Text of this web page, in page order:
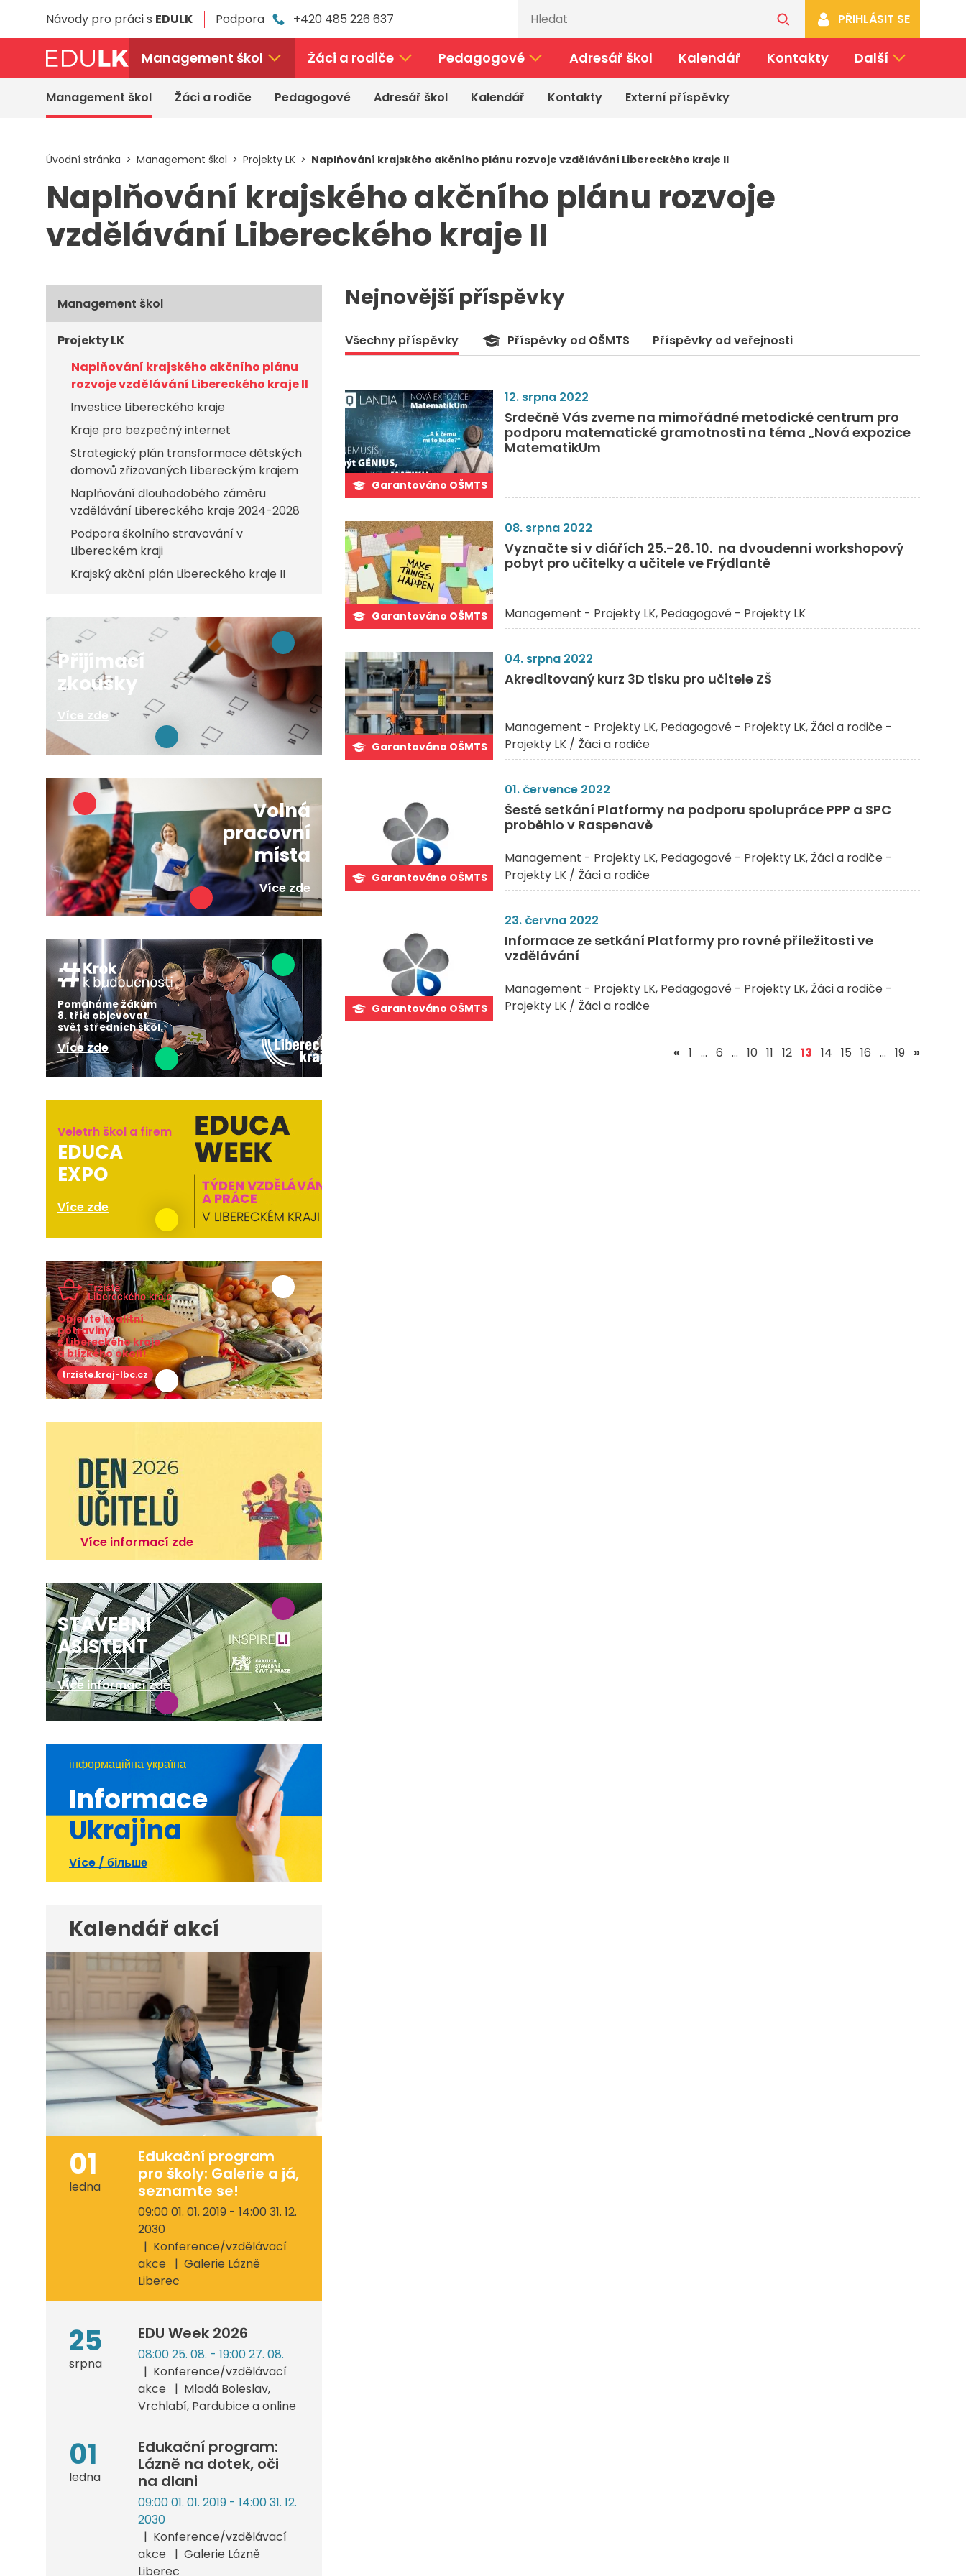
Návody pro práci s EDULK Podpora +420 485 226 637 PŘIHLÁSIT SE
Management škol Žáci a rodiče Pedagogové Adresář škol Kalendář Kontakty Další
Management škol Žáci a rodiče Pedagogové Adresář škol Kalendář Kontakty Externí příspěvky
Úvodní stránka Management škol Projekty LK Naplňování krajského akčního plánu rozvoje vzdělávání Libereckého kraje II
Naplňování krajského akčního plánu rozvoje
vzdělávání Libereckého kraje II
Nejnovější příspěvky
Všechny příspěvky Příspěvky od OŠMTS Příspěvky od veřejnosti
Garantováno OŠMTS
12. srpna 2022
Srdečně Vás zveme na mimořádné metodické centrum pro
podporu matematické gramotnosti na téma „Nová expozice
MatematikUm
Garantováno OŠMTS
08. srpna 2022
Vyznačte si v diářích 25.-26. 10. na dvoudenní workshopový
pobyt pro učitelky a učitele ve Frýdlantě
Management - Projekty LK Pedagogové - Projekty LK
Garantováno OŠMTS
04. srpna 2022
Akreditovaný kurz 3D tisku pro učitele ZŠ
Management - Projekty LK Pedagogové - Projekty LK Žáci a rodiče -
Projekty LK / Žáci a rodiče
Garantováno OŠMTS
01. července 2022
Šesté setkání Platformy na podporu spolupráce PPP a SPC
proběhlo v Raspenavě
Management - Projekty LK Pedagogové - Projekty LK Žáci a rodiče -
Projekty LK / Žáci a rodiče
Garantováno OŠMTS
23. června 2022
Informace ze setkání Platformy pro rovné příležitosti ve
vzdělávání
Management - Projekty LK Pedagogové - Projekty LK Žáci a rodiče -
Projekty LK / Žáci a rodiče
« 1 … 6 … 10 11 12 13 (aktuální)
14 15 16 … 19 »
Management škol
Projekty LK
Naplňování krajského akčního plánu
rozvoje vzdělávání Libereckého kraje II
Investice Libereckého kraje
Kraje pro bezpečný internet
Strategický plán transformace dětských
domovů zřizovaných Libereckým krajem
Naplňování dlouhodobého záměru
vzdělávání Libereckého kraje 2024-2028
Podpora školního stravování v
Libereckém kraji
Krajský akční plán Libereckého kraje II
Přijímací
zkoušky
Více zde
Volná
pracovní
místa
Více zde
Pomáháme žákům
8. tříd objevovat
svět středních škol.
Více zde
Veletrh škol a firem
EDUCA
EXPO
Více zde
Objevte kvalitní
potraviny
z Libereckého kraje
a blízkého okolí!
trziste.kraj-lbc.cz
Více informací zde
STAVEBNÍ
ASISTENT
Více informací zde
інформаційна україна
Informace
Ukrajina
Více / більше
Kalendář akcí
01
ledna
Edukační program
pro školy: Galerie a já,
seznamte se!
09:00 01. 01. 2019 - 14:00 31. 12.
2030
Konference/vzdělávací
akce
Galerie Lázně
Liberec
25
srpna
EDU Week 2026
08:00 25. 08. - 19:00 27. 08.
Konference/vzdělávací
akce
Mladá Boleslav,
Vrchlabí, Pardubice a online
01
ledna
Edukační program:
Lázně na dotek, oči
na dlani
09:00 01. 01. 2019 - 14:00 31. 12.
2030
Konference/vzdělávací
akce
Galerie Lázně
Liberec